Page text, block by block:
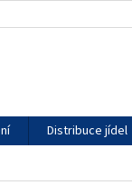
Distribuce jídel